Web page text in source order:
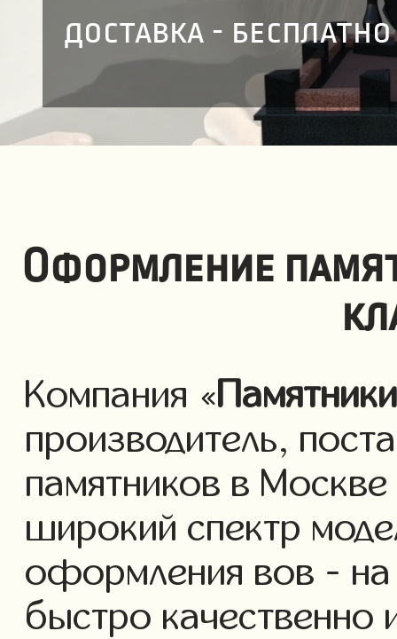
доставка - бесплатно
Оформление
Компания «Памятники
производитель,
памятников в
широкий спектр
оформления вов - на
быстро качественно